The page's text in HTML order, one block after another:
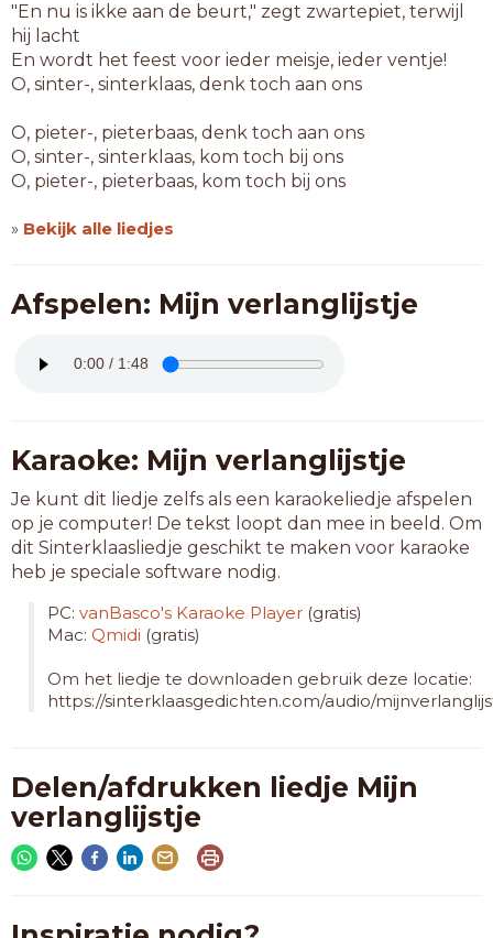
"En nu is ikke aan de beurt," zegt zwartepiet, terwijl
hij lacht
En wordt het feest voor ieder meisje, ieder ventje!
O, sinter-, sinterklaas, denk toch aan ons
O, pieter-, pieterbaas, denk toch aan ons
O, sinter-, sinterklaas, kom toch bij ons
O, pieter-, pieterbaas, kom toch bij ons
» Bekijk alle liedjes
Afspelen: Mijn verlanglijstje
Karaoke: Mijn verlanglijstje
Je kunt dit liedje zelfs als een karaokeliedje afspelen
op je computer! De tekst loopt dan mee in beeld. Om
dit Sinterklaasliedje geschikt te maken voor karaoke
heb je speciale software nodig.
PC: vanBasco's Karaoke Player (gratis)
Mac: Qmidi (gratis)
Om het liedje te downloaden gebruik deze locatie:
https://sinterklaasgedichten.com/audio/
Delen/afdrukken liedje Mijn
verlanglijstje